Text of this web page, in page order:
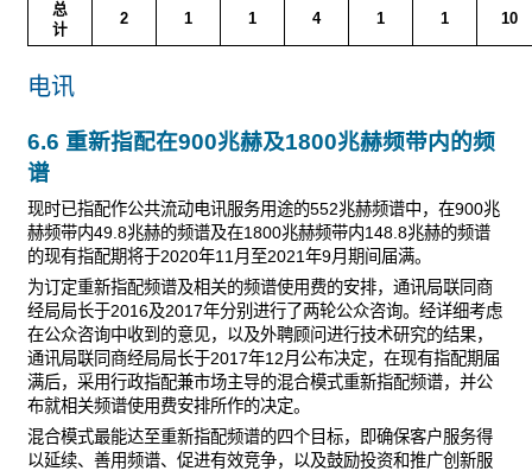
总
计
2 1 1 4 1 1 10
电讯
6.6 重新指配在900兆赫及1800兆赫频带内的频
谱
现时已指配作公共流动电讯服务用途的552兆赫频谱中，在900兆
赫频带内49.8兆赫的频谱及在1800兆赫频带内148.8兆赫的频谱
的现有指配期将于2020年11月至2021年9月期间届满。
为订定重新指配频谱及相关的频谱使用费的安排，通讯局联同商
经局局长于2016及2017年分别进行了两轮公众咨询。经详细考虑
在公众咨询中收到的意见，以及外聘顾问进行技术研究的结果，
通讯局联同商经局局长于2017年12月公布决定，在现有指配期届
满后，采用行政指配兼市场主导的混合模式重新指配频谱，并公
布就相关频谱使用费安排所作的决定。
混合模式最能达至重新指配频谱的四个目标，即确保客户服务得
以延续、善用频谱、促进有效竞争，以及鼓励投资和推广创新服